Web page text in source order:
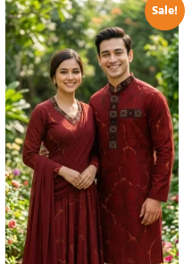
Sale!